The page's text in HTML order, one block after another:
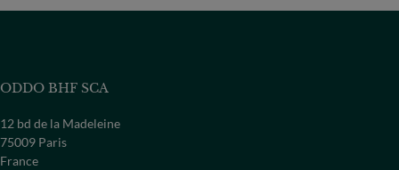
ODDO BHF SCA
12 bd de la Madeleine
75009 Paris
France